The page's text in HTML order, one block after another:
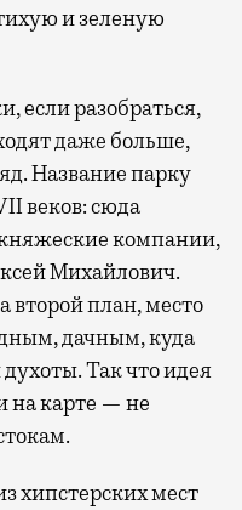
и зеленую
если разобраться,
даже больше,
Название парку
веков: сюда
компании,
Михайлович.
второй план, место
дачным, куда
Так что идея
на карте — не
хипстерских мест